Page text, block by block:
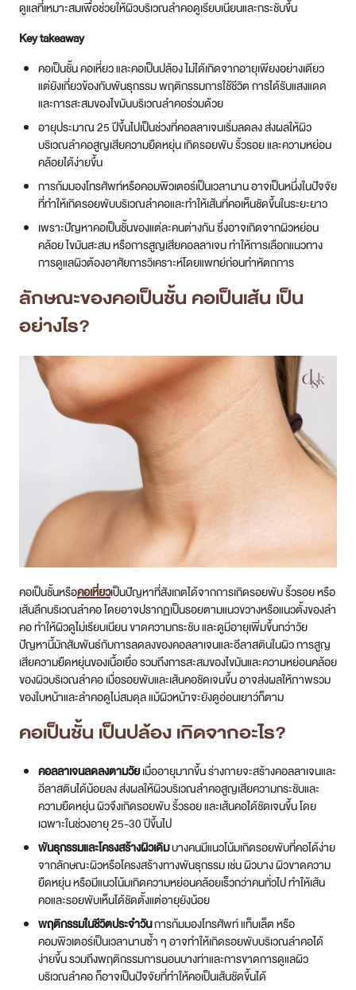
สาขา บางนา
สาขา CDC
สาขา นครปฐม
ไทย
ดูแลที่เหมาะสมเพื่อช่วยให้ผิวบริเวณลำคอดูเรียบเนียนและกระชับขึ้น
Key takeaway
คอเป็นชั้น คอเหี่ยว และคอเป็นปล้อง ไม่ได้เกิดจากอายุเพียงอย่างเดียว
แต่ยังเกี่ยวข้องกับพันธุกรรม พฤติกรรมการใช้ชีวิต การได้รับแสงแดด
และการสะสมของไขมันบริเวณลำคอร่วมด้วย
อายุประมาณ 25 ปีขึ้นไปเป็นช่วงที่คอลลาเจนเริ่มลดลง ส่งผลให้ผิว
บริเวณลำคอสูญเสียความยืดหยุ่น เกิดรอยพับ ริ้วรอย และความหย่อน
คล้อยได้ง่ายขึ้น
การก้มมองโทรศัพท์หรือคอมพิวเตอร์เป็นเวลานาน อาจเป็นหนึ่งในปัจจัย
ที่ทำให้เกิดรอยพับบริเวณลำคอและทำให้เส้นที่คอเห็นชัดขึ้นในระยะยาว
เพราะปัญหาคอเป็นชั้นของแต่ละคนต่างกัน ซึ่งอาจเกิดจากผิวหย่อน
คล้อย ไขมันสะสม หรือการสูญเสียคอลลาเจน ทำให้การเลือกแนวทาง
การดูแลผิวต้องอาศัยการวิเคราะห์โดยแพทย์ก่อนทำหัตถการ
ลักษณะของคอเป็นชั้น คอเป็นเส้น เป็น
อย่างไร?
คอเป็นชั้นหรือคอเหี่ยวเป็นปัญหาที่สังเกตได้จากการเกิดรอยพับ ริ้วรอย หรือ
เส้นลึกบริเวณลำคอ โดยอาจปรากฏเป็นรอยตามแนวขวางหรือแนวตั้งของลำ
คอ ทำให้ผิวดูไม่เรียบเนียน ขาดความกระชับ และดูมีอายุเพิ่มขึ้นกว่าวัย
ปัญหานี้มักสัมพันธ์กับการลดลงของคอลลาเจนและอีลาสตินในผิว การสูญ
เสียความยืดหยุ่นของเนื้อเยื่อ รวมถึงการสะสมของไขมันและความหย่อนคล้อย
ของผิวบริเวณลำคอ เมื่อรอยพับและเส้นคอชัดเจนขึ้น อาจส่งผลให้ภาพรวม
ของใบหน้าและลำคอดูไม่สมดุล แม้ผิวหน้าจะยังดูอ่อนเยาว์ก็ตาม
คอเป็นชั้น เป็นปล้อง เกิดจากอะไร?
คอลลาเจนลดลงตามวัยเมื่ออายุมากขึ้น ร่างกายจะสร้างคอลลาเจนและ
อีลาสตินได้น้อยลง ส่งผลให้ผิวบริเวณลำคอสูญเสียความกระชับและ
ความยืดหยุ่น ผิวจึงเกิดรอยพับ ริ้วรอย และเส้นคอได้ชัดเจนขึ้น โดย
เฉพาะในช่วงอายุ 25-30 ปีขึ้นไป
พันธุกรรมและโครงสร้างผิวเดิมบางคนมีแนวโน้มเกิดรอยพับที่คอได้ง่าย
จากลักษณะผิวหรือโครงสร้างทางพันธุกรรม เช่น ผิวบาง ผิวขาดความ
ยืดหยุ่น หรือมีแนวโน้มเกิดความหย่อนคล้อยเร็วกว่าคนทั่วไป ทำให้เส้น
คอและรอยพับเห็นได้ชัดตั้งแต่อายุยังน้อย
พฤติกรรมในชีวิตประจำวันการก้มมองโทรศัพท์ แท็บเล็ต หรือ
คอมพิวเตอร์เป็นเวลานานซ้ำ ๆ อาจทำให้เกิดรอยพับบริเวณลำคอได้
ง่ายขึ้น รวมถึงพฤติกรรมการนอนบางท่าและการขาดการดูแลผิว
บริเวณลำคอ ก็อาจเป็นปัจจัยที่ทำให้คอเป็นเส้นชัดขึ้นได้